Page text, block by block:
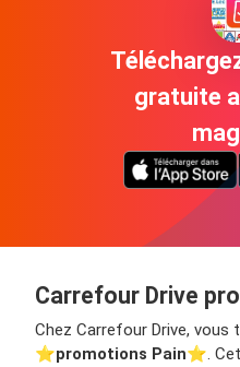
gratuite
Carrefour Drive
Chez Carrefour Drive, vous
⭐️promotions Pain⭐️.